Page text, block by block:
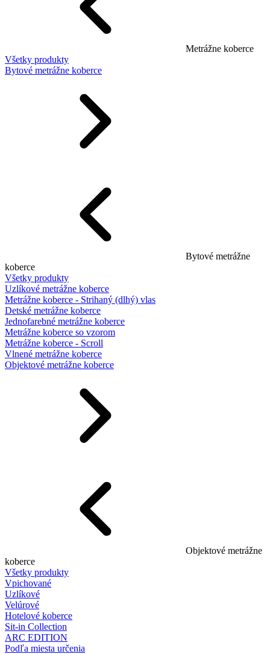
Metrážne koberce
Všetky produkty
Bytové metrážne koberce
Bytové metrážne
koberce
Všetky produkty
Uzlíkové metrážne koberce
Metrážne koberce - Strihaný (dlhý) vlas
Detské metrážne koberce
Jednofarebné metrážne koberce
Metrážne koberce so vzorom
Metrážne koberce - Scroll
Vlnené metrážne koberce
Objektové metrážne koberce
Objektové metrážne
koberce
Všetky produkty
Vpichované
Uzlíkové
Velúrové
Hotelové koberce
Sit-in Collection
ARC EDITION
Podľa miesta určenia